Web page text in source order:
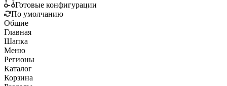
Готовые конфигурации
По умолчанию
Общие
Главная
Шапка
Меню
Регионы
Каталог
Корзина